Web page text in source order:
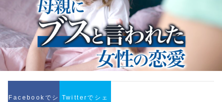
Facebookでシ
Twitterでシェ